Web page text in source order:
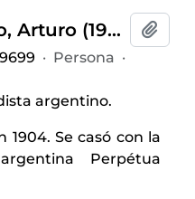
Berenguer Carisomo, Arturo (1905-1998)
· Persona ·
argentino.
1904. Se casó con la
Perpétua